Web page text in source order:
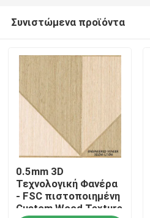
Προϊόντα
Σχετικά με εμάς
Συνιστώμενα προϊόντα
0.5mm 3D
Τεχνολογική Φανέρα
- FSC πιστοποιημένη
Custom Wood Texture